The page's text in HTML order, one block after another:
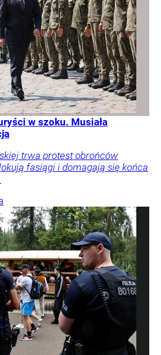
w szoku. Musiała
trwa protest obrońców
fasiągi i domagają się końca